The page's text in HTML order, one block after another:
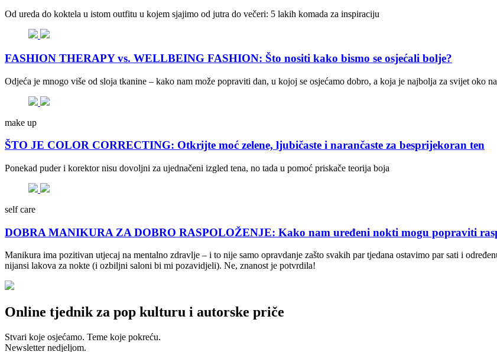
Od ureda do koktela u istom outfitu u kojem sjajimo od jutra do večeri: 5 lakih komada za inspiraciju
FASHION THERAPY vs. WELLBEING FASHION: Što nositi kako bismo se osjećali bolje?
Odjeća je mnogo više od sloja tkanine – kako nam može popraviti dan, u kojoj se osjećamo dobro, a koja je najbolja za svijet oko
make up
ŠTO JE COLOR CORRECTING: Otkrijte moć zelene, ljubičaste i narančaste za besprijekoran ten
Ponekad puder i korektor nisu dovoljni za ujednačeni izgled tena, no tada u pomoć priskače teorija boja
self care
DOBRA MANIKURA ZA DOBRO RASPOLOŽENJE: Kako nam uređeni nokti mogu popraviti
Manikura ima pozitivan utjecaj na mentalno zdravlje – i to nije samo opravdanje zašto svakih par tjedana ostavimo par sati i
nijansi lakova za nokte (i ozbiljni saloni bi mi pozavidjeli). Ne, znanost je potvrdila!
Online tjednik za pop kulturu i autorske priče
Stvari koje osjećamo. Teme koje pokreću.
Newsletter nedjeljom.